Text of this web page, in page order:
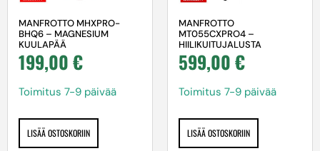
MANFROTTO MHXPRO-
BHQ6 – MAGNESIUM
KUULAPÄÄ
199,00€
Toimitus 7-9 päivää
LISÄÄ OSTOSKORIIN
MANFROTTO
MT055CXPRO4 –
HIILIKUITUJALUSTA
599,00€
Toimitus 7-9 päivää
LISÄÄ OSTOSKORIIN